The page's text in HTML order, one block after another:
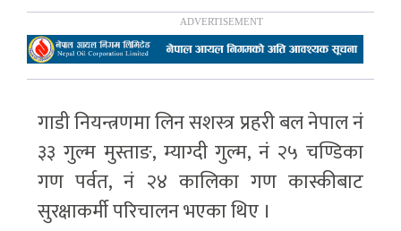
गाडी नियन्त्रणमा लिन सशस्त्र प्रहरी बल नेपाल नं
३३ गुल्म मुस्ताङ, म्याग्दी गुल्म, नं २५ चण्डिका
गण पर्वत, नं २४ कालिका गण कास्कीबाट
सुरक्षाकर्मी परिचालन भएका थिए ।